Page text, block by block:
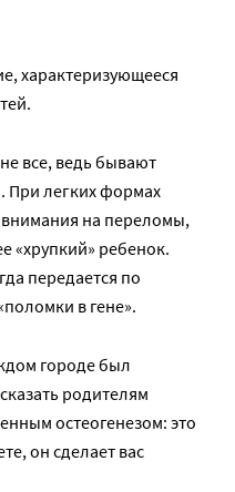
характеризующееся
все, ведь бывают
При легких формах
на переломы,
«хрупкий» ребенок.
передается по
в гене».
городе был
родителям
остеогенезом: это
он сделает вас